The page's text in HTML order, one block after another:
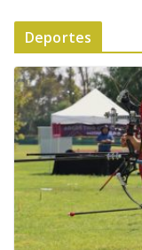
Deportes